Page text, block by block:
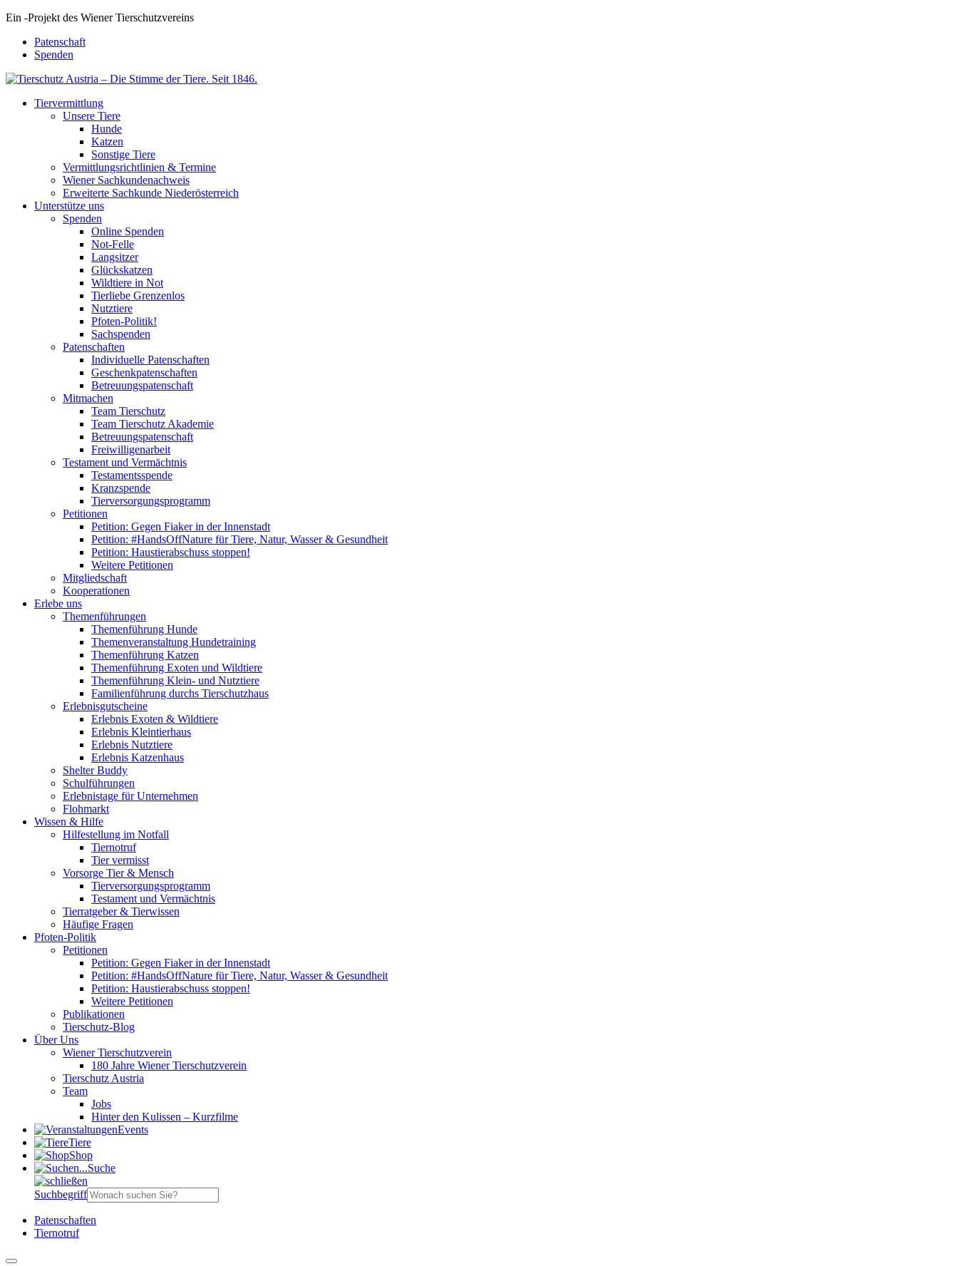
Ein -Projekt des Wiener Tierschutzvereins
Patenschaft
Spenden
Tiervermittlung
Unsere Tiere
Hunde
Katzen
Sonstige Tiere
Vermittlungsrichtlinien & Termine
Wiener Sachkundenachweis
Erweiterte Sachkunde Niederösterreich
Unterstütze uns
Spenden
Online Spenden
Not-Felle
Langsitzer
Glückskatzen
Wildtiere in Not
Tierliebe Grenzenlos
Nutztiere
Pfoten-Politik!
Sachspenden
Patenschaften
Individuelle Patenschaften
Geschenkpatenschaften
Betreuungspatenschaft
Mitmachen
Team Tierschutz
Team Tierschutz Akademie
Betreuungspatenschaft
Freiwilligenarbeit
Testament und Vermächtnis
Testamentsspende
Kranzspende
Tierversorgungsprogramm
Petitionen
Petition: Gegen Fiaker in der Innenstadt
Petition: #HandsOffNature für Tiere, Natur, Wasser & Gesundheit
Petition: Haustierabschuss stoppen!
Weitere Petitionen
Mitgliedschaft
Kooperationen
Erlebe uns
Themenführungen
Themenführung Hunde
Themenveranstaltung Hundetraining
Themenführung Katzen
Themenführung Exoten und Wildtiere
Themenführung Klein- und Nutztiere
Familienführung durchs Tierschutzhaus
Erlebnisgutscheine
Erlebnis Exoten & Wildtiere
Erlebnis Kleintierhaus
Erlebnis Nutztiere
Erlebnis Katzenhaus
Shelter Buddy
Schulführungen
Erlebnistage für Unternehmen
Flohmarkt
Wissen & Hilfe
Hilfestellung im Notfall
Tiernotruf
Tier vermisst
Vorsorge Tier & Mensch
Tierversorgungsprogramm
Testament und Vermächtnis
Tierratgeber & Tierwissen
Häufige Fragen
Pfoten-Politik
Petitionen
Petition: Gegen Fiaker in der Innenstadt
Petition: #HandsOffNature für Tiere, Natur, Wasser & Gesundheit
Petition: Haustierabschuss stoppen!
Weitere Petitionen
Publikationen
Tierschutz-Blog
Über Uns
Wiener Tierschutzverein
180 Jahre Wiener Tierschutzverein
Tierschutz Austria
Team
Jobs
Hinter den Kulissen – Kurzfilme
Events
Tiere
Shop
Suche
Suchbegriff
Patenschaften
Tiernotruf